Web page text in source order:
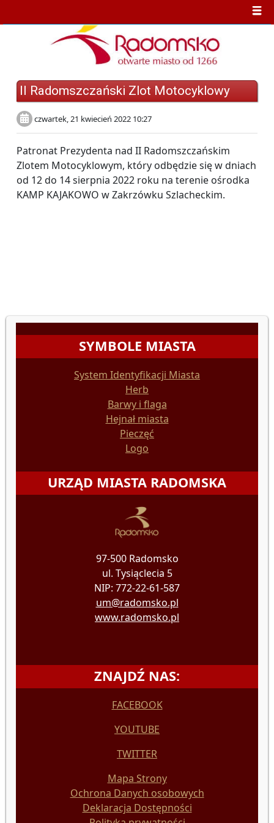
II Radomszczański Zlot Motocyklowy
czwartek, 21 kwiecień 2022 10:27
Patronat Prezydenta nad II Radomszczańskim
Zlotem Motocyklowym, który odbędzie się w dniach
od 12 do 14 sierpnia 2022 roku na terenie ośrodka
KAMP KAJAKOWO w Zakrzówku Szlacheckim.
SYMBOLE MIASTA
System Identyfikacji Miasta
Herb
Barwy i flaga
Hejnał miasta
Pieczęć
Logo
URZĄD MIASTA RADOMSKA
97-500 Radomsko
ul. Tysiąclecia 5
NIP: 772-22-61-587
um@radomsko.pl
www.radomsko.pl
ZNAJDŹ NAS:
FACEBOOK
YOUTUBE
TWITTER
Mapa Strony
Ochrona Danych osobowych
Deklaracja Dostępności